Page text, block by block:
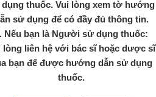
thuốc. Vui lòng xem tờ hướng
sử dụng để có đầy đủ thông tin.
Nếu bạn là Người sử dụng thuốc:
lòng liên hệ với bác sĩ hoặc dược sĩ
bạn để được hướng dẫn sử dụng
thuốc.